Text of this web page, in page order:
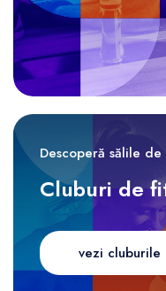
Descoperă sălile
Cluburi de
vezi cluburile